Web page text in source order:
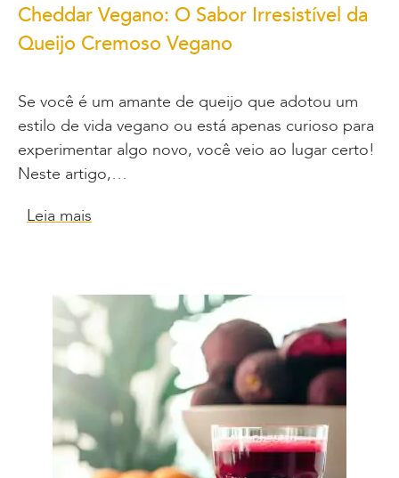
Cheddar Vegano: O Sabor Irresistível da
Queijo Cremoso Vegano
Se você é um amante de queijo que adotou um
estilo de vida vegano ou está apenas curioso para
experimentar algo novo, você veio ao lugar certo!
Neste artigo,…
Leia mais